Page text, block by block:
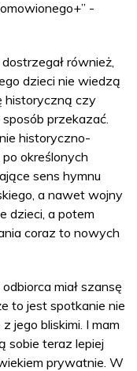
-
również,
dzieci nie wiedzą
historyczną czy
przekazać.
historyczno-
określonych
sens hymnu
a nawet wojny
dzieci, a potem
coraz to nowych
miał szansę
to jest spotkanie nie
jego bliskimi. I mam
sobie teraz lepiej
prywatnie. W